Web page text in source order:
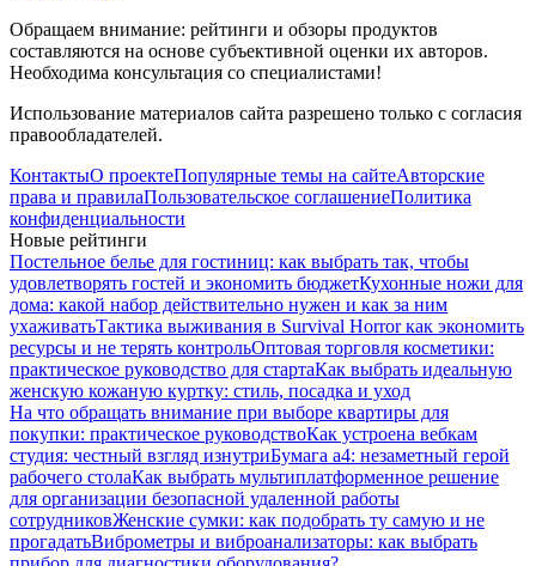
Обращаем внимание: рейтинги и обзоры продуктов
составляются на основе субъективной оценки их авторов.
Необходима консультация со специалистами!
Использование материалов сайта разрешено только с согласия
правообладателей.
КонтактыО проектеПопулярные темы на сайтеАвторские
права и правилаПользовательское соглашениеПолитика
конфиденциальности
Новые рейтинги
Постельное белье для гостиниц: как выбрать так, чтобы
удовлетворять гостей и экономить бюджетКухонные ножи для
дома: какой набор действительно нужен и как за ним
ухаживатьТактика выживания в Survival Horror как экономить
ресурсы и не терять контрольОптовая торговля косметики:
практическое руководство для стартаКак выбрать идеальную
женскую кожаную куртку: стиль, посадка и уход
На что обращать внимание при выборе квартиры для
покупки: практическое руководствоКак устроена вебкам
студия: честный взгляд изнутриБумага а4: незаметный герой
рабочего столаКак выбрать мультиплатформенное решение
для организации безопасной удаленной работы
сотрудниковЖенские сумки: как подобрать ту самую и не
прогадатьВиброметры и виброанализаторы: как выбрать